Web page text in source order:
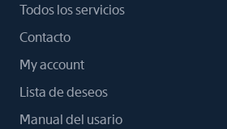
Todos los servicios
Contacto
My account
Lista de deseos
Manual del usario